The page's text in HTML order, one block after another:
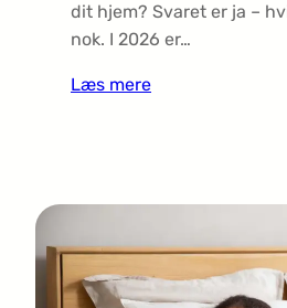
dit hjem? Svaret er ja –
nok. I 2026 er…
Læs mere